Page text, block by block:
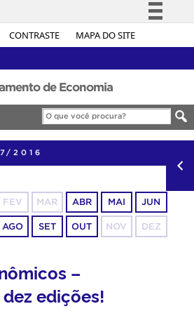
CONTRASTE MAPA DO SITE
Simplifique!
Legislação
Canais
de Economia
2016
FEV MAR ABR MAI JUN
AGO SET OUT NOV DEZ
–
edições!